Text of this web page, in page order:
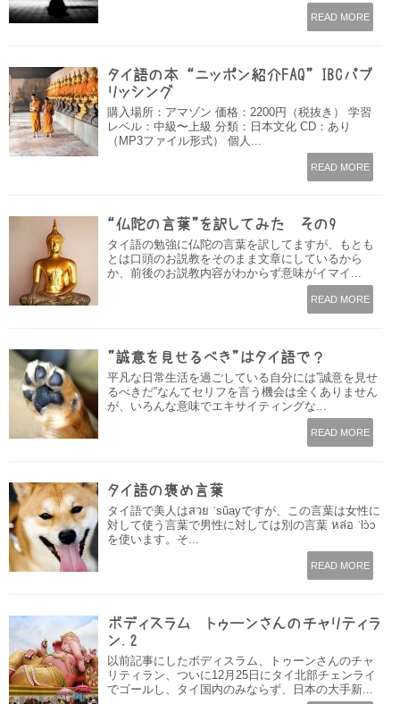
READ MORE
タイ語の本 “ニッポン紹介FAQ” IBCパブ
リッシング
購入場所：アマゾン 価格：2200円（税抜き） 学習
レベル：中級〜上級 分類：日本文化 CD：あり
（MP3ファイル形式） 個人...
READ MORE
“仏陀の言葉”を訳してみた その9
タイ語の勉強に仏陀の言葉を訳してますが、もとも
とは口頭のお説教をそのまま文章にしているから
か、前後のお説教内容がわからず意味がイマイ...
READ MORE
”誠意を見せるべき”はタイ語で？
平凡な日常生活を過ごしている自分には”誠意を見せ
るべきだ”なんてセリフを言う機会は全くありません
が、いろんな意味でエキサイティングな...
READ MORE
タイ語の褒め言葉
タイ語で美人はสวย ˈsǔayですが、この言葉は女性に
対して使う言葉で男性に対しては別の言葉 หล่อ ˈlɔ̀ɔ
を使います。そ...
READ MORE
ボディスラム トゥーンさんのチャリティラ
ン.2
以前記事にしたボディスラム、トゥーンさんのチャ
リティラン、ついに12月25日にタイ北部チェンライ
でゴールし、タイ国内のみならず、日本の大手新...